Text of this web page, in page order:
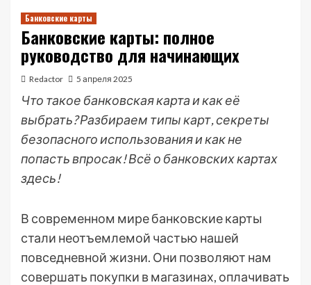
Банковские карты
Банковские карты: полное
руководство для начинающих
Redactor 5 апреля 2025
Что такое банковская карта и как её
выбрать? Разбираем типы карт, секреты
безопасного использования и как не
попасть впросак! Всё о банковских картах
здесь!
В современном мире банковские карты
стали неотъемлемой частью нашей
повседневной жизни. Они позволяют нам
совершать покупки в магазинах, оплачивать